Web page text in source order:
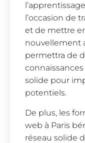
l’occasion de
et de mettre
nouvellement
permettra de
solide pour
potentiels.
De plus, les
web à Paris
réseau solide